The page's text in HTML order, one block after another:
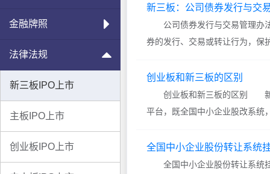
金融牌照
法律法规
新三板IPO上市
主板IPO上市
创业板IPO上市
如下： 新三板和主板的区别
000开头的上市
新三板：公司债券发行与交
公司债券发行与交易管理
券的发行、交易或转让行为，保
民共和国境内，公开发行公司债
交易或
创业板和新三板的区别
创业板和新三板的区别 新三
平台，既全国中小企业股改系统
象是为暂时无法在主板上市的创
行融资和发展的企业提
全国中小企业股份转让系统
全国中小企业股份转让系统